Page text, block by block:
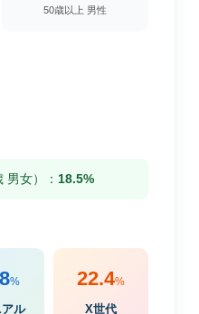
50歳以上 男性
男女）： 18.5%
%
アル
22.4%
X世代